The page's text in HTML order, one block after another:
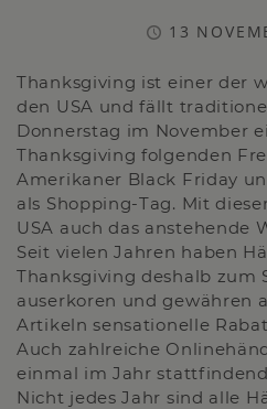
13
Thanksgiving ist einer der
den USA und fällt
Donnerstag im November
Thanksgiving folgenden
Amerikaner Black Friday
als Shopping-Tag. Mit
USA auch das anstehende
Seit vielen Jahren haben
Thanksgiving deshalb zum
auserkoren und gewähren
Artikeln sensationelle
Auch zahlreiche
einmal im Jahr
Nicht jedes Jahr sind alle